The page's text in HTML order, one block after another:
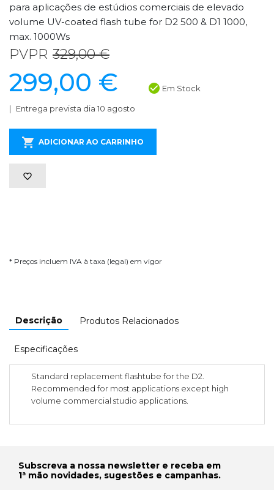
para aplicações de estúdios comerciais de elevado
volume UV-coated flash tube for D2 500 & D1 1000,
max. 1000Ws
PVPR 329,00 €
299,00 € Em Stock
Entrega prevista dia 10 agosto
ADICIONAR AO CARRINHO
* Preços incluem IVA à taxa (legal) em vigor
Descrição Produtos Relacionados
Especificações
Standard replacement flashtube for the D2.
Recommended for most applications except high
volume commercial studio applications.
Subscreva a nossa newsletter e receba em
1ª mão novidades, sugestões e campanhas.